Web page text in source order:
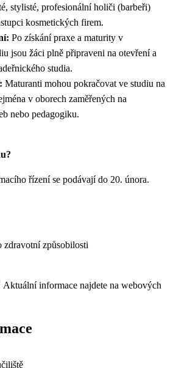
stylisté, profesionální holiči (barbeři)
kosmetických firem.
Po získání praxe a maturity v
jsou žáci plně připraveni na otevření a
studia.
Maturanti mohou pokračovat ve studiu na
v oborech zaměřených na
nebo pedagogiku.
řízení se podávají do 20. února.
zdravotní způsobilosti
Aktuální informace najdete na webových